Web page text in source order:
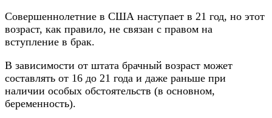
Совершеннолетние в США наступает в 21 год, но этот
возраст, как правило, не связан с правом на
вступление в брак.
В зависимости от штата брачный возраст может
составлять от 16 до 21 года и даже раньше при
наличии особых обстоятельств (в основном,
беременность).